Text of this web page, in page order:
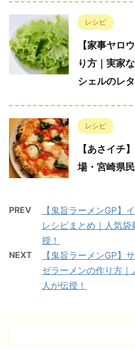
レシピ
【家事ヤロ
り方｜実家
シェルのレ
レシピ
【あさイチ
場・宮崎県
PREV
【鬼旨ラーメンGP】
レシピまとめ｜人気
授！
NEXT
【鬼旨ラーメンGP】
ゼラーメンの作り方
人が伝授！